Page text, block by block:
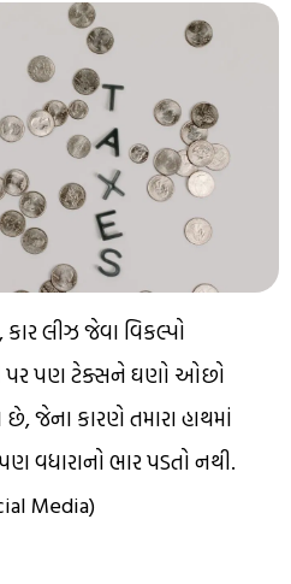
લીઝ જેવા વિકલ્પો
પર પણ ટેક્સને ઘણો ઓછો
જેના કારણે તમારા હાથમાં
ભાર પડતો નથી.
Media)